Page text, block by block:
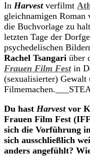
In Harvestverfilmt
gleichnamigen Roman
die Buchvorlage zu
letzten Tage der
psychedelischen
Rachel Tsangari über
Frauen Film Festin
(sexualisierter)
Du hast Harvestvor
Frauen Film Fest
sich die Vorführung
sich ausschließlich
anders angefühlt?